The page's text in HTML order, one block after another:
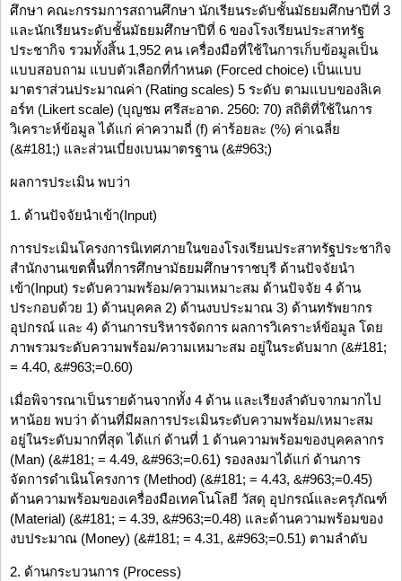
ศึกษา คณะกรรมการสถานศึกษา นักเรียนระดับชั้นมัธยมศึกษาปีที่ 3
และนักเรียนระดับชั้นมัธยมศึกษาปีที่ 6 ของโรงเรียนประสาทรัฐ
ประชากิจ รวมทั้งสิ้น 1,952 คน เครื่องมือที่ใช้ในการเก็บข้อมูลเป็น
แบบสอบถาม แบบตัวเลือกที่กำหนด (Forced choice) เป็นแบบ
มาตราส่วนประมาณค่า (Rating scales) 5 ระดับ ตามแบบของลิเค
อร์ท (Likert scale) (บุญชม ศรีสะอาด. 2560: 70) สถิติที่ใช้ในการ
วิเคราะห์ข้อมูล ได้แก่ ค่าความถี่ (f) ค่าร้อยละ (%) ค่าเฉลี่ย
(&#181;) และส่วนเบี่ยงเบนมาตรฐาน (&#963;)
ผลการประเมิน พบว่า
1. ด้านปัจจัยนำเข้า(Input)
การประเมินโครงการนิเทศภายในของโรงเรียนประสาทรัฐประชากิจ
สำนักงานเขตพื้นที่การศึกษามัธยมศึกษาราชบุรี ด้านปัจจัยนำ
เข้า(Input) ระดับความพร้อม/ความเหมาะสม ด้านปัจจัย 4 ด้าน
ประกอบด้วย 1) ด้านบุคคล 2) ด้านงบประมาณ 3) ด้านทรัพยากร
อุปกรณ์ และ 4) ด้านการบริหารจัดการ ผลการวิเคราะห์ข้อมูล โดย
ภาพรวมระดับความพร้อม/ความเหมาะสม อยู่ในระดับมาก (&#181;
= 4.40, &#963;=0.60)
เมื่อพิจารณาเป็นรายด้านจากทั้ง 4 ด้าน และเรียงลำดับจากมากไป
หาน้อย พบว่า ด้านที่มีผลการประเมินระดับความพร้อม/เหมาะสม
อยู่ในระดับมากที่สุด ได้แก่ ด้านที่ 1 ด้านความพร้อมของบุคคลากร
(Man) (&#181; = 4.49, &#963;=0.61) รองลงมาได้แก่ ด้านการ
จัดการดำเนินโครงการ (Method) (&#181; = 4.43, &#963;=0.45)
ด้านความพร้อมของเครื่องมือเทคโนโลยี วัสดุ อุปกรณ์และครุภัณฑ์
(Material) (&#181; = 4.39, &#963;=0.48) และด้านความพร้อมของ
งบประมาณ (Money) (&#181; = 4.31, &#963;=0.51) ตามลำดับ
2. ด้านกระบวนการ (Process)